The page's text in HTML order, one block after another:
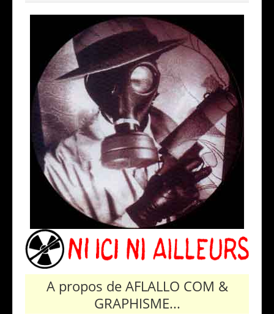
A propos de AFLALLO COM &
GRAPHISME...